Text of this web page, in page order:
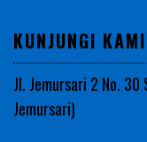
KUNJUNGI KAMI
Jl. Jemursari 2 No. 30
Jemursari)